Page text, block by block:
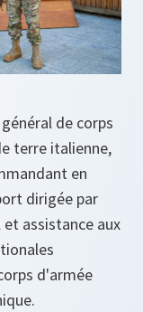
de corps
terre italienne,
en
dirigée par
assistance aux
d'armée